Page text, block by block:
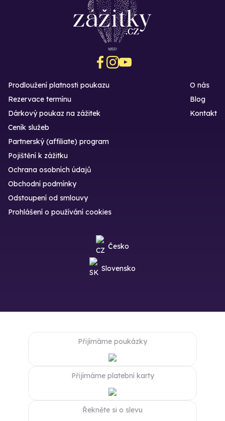
Prodloužení platnosti poukazu
Rezervace termínu
Dárkový poukaz na zážitek
O nás
Blog
Kontakt
Ceník služeb
Partnerský (affiliate) program
Pojištění k zážitku
Ochrana osobních údajů
Obchodní podmínky
Odstoupení od smlouvy
Prohlášení o používání cookies
Česko
Slovensko
Přijímáme poukázky
Přijímáme platební karty
Řekněte si o slevu